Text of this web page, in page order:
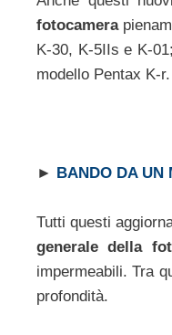
fotocamera
K-30, K-5IIs e K-
modello Pentax K-r.
► BANDO DA UN
Tutti questi
generale della
impermeabili. Tra
profondità.